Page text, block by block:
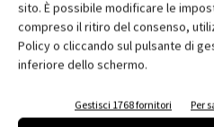
sito. È possibile modificare le
compreso il ritiro del consenso,
Policy o cliccando sul pulsante di
inferiore dello schermo.
Gestisci 1768 fornitori Per
©Rafael Vargas
dellaTorre Colonial, un